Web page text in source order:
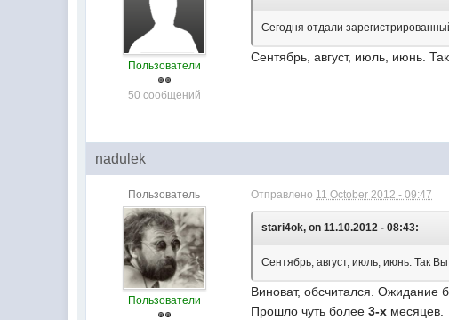
Пользователи
50 сообщений
Сегодня отдали
Сентябрь, август, июль, июнь.
nadulek
Пользователь
Пользователи
Отправлено 11 October 2012 - 09:47
stari4ok, on 11.10.2012 - 08:43:
Сентябрь, август, июль, июнь. Так
Виноват, обсчитался. Ожидание
Прошло чуть более3-х месяцев.